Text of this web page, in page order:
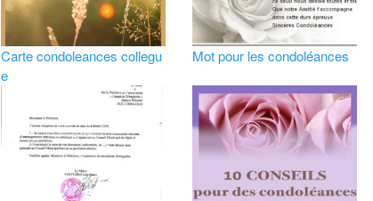
Carte condoleances collegu
e
Mot pour les condoléances